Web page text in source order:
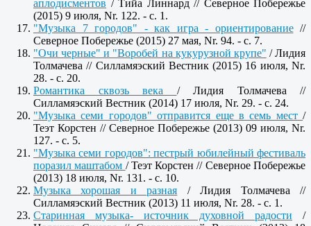
аплодисментов / Тийа Линнард // Северное Побережье
(2015) 9 июля, Nr. 122. - c. 1.
"Музыка 7 городов" - как игра - ориентирование//
Северное Побережье (2015) 27 мая, Nr. 94. - c. 7.
"Очи черные" и "Воробей на кукурузной крупе" / Лидия
Толмачева // Силламяэский Вестник (2015) 16 июля, Nr.
28. - c. 20.
Романтика сквозь века / Лидия Толмачева //
Силламяэский Вестник (2014) 17 июля, Nr. 29. - c. 24.
"Музыка семи городов" отправится еще в семь мест /
Теэт Корстен // Северное Побережье (2013) 09 июля, Nr.
127. - c. 5.
"Музыка семи городов": пестрый юбилейный фестиваль
поразил маштабом / Теэт Корстен // Северное Побережье
(2013) 18 июля, Nr. 131. - c. 10.
Музыка хорошая и разная / Лидия Толмачева //
Силламяэский Вестник (2013) 11 июля, Nr. 28. - c. 1.
Старинная музыка- источник духовной радости /